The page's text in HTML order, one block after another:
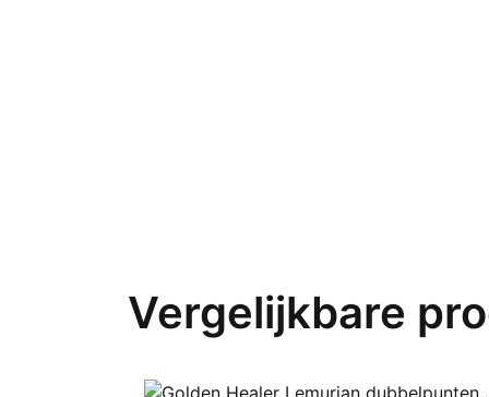
Vergelijkbare